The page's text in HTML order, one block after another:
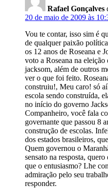
Rafael Gonçalves
20 de maio de 2009 às
Vou te contar, isso sim é
de qualquer paixão
os 12 anos de Roseana e
voto a Roseana na eleição
jacksom, além de outros
ver o que foi feito.
construiu!, Meu caro! só
escola sendo construída,
no início do governo
Companheiro, você fala
governante que passou 8
construção de escolas.
dos estados brasileiros,
Quem governou o
sensato na resposta,
que o entusiasmo? Lhe
admiração pelo seu
responder.